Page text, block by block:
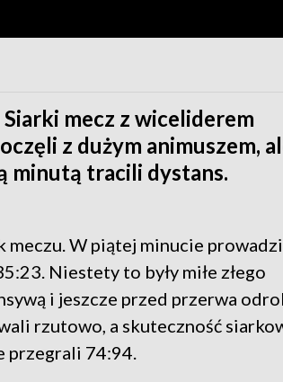
mecz z wiceliderem
z dużym animuszem,
minutą tracili dystans.
W piątej minucie
Niestety to były miłe złego
i jeszcze przed przerwa
rzutowo, a skuteczność
przegrali 74:94.